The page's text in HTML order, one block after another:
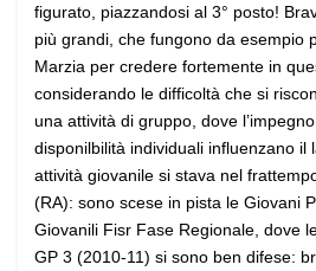
figurato, piazzandosi al 3° posto!
più grandi, che fungono da esempio
Marzia per credere fortemente in
considerando le difficoltà che si
una attività di gruppo, dove
disponilbilità individuali influenzano il
attività giovanile si stava nel
(RA): sono scese in pista le Giovani
Giovanili Fisr Fase Regionale, dove
GP 3 (2010-11) si sono ben difese: